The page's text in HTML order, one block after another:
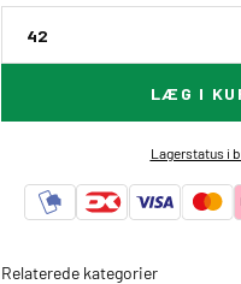
42
LÆG I
Lagerstatus i
Relaterede kategorier